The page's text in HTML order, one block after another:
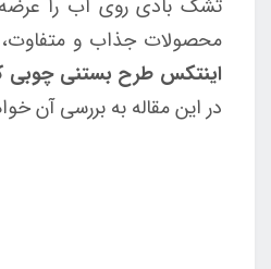
محصولات جذاب و متفاوت،
اینتکس طرح بستنی چوبی کد
در این مقاله به بررسی آن